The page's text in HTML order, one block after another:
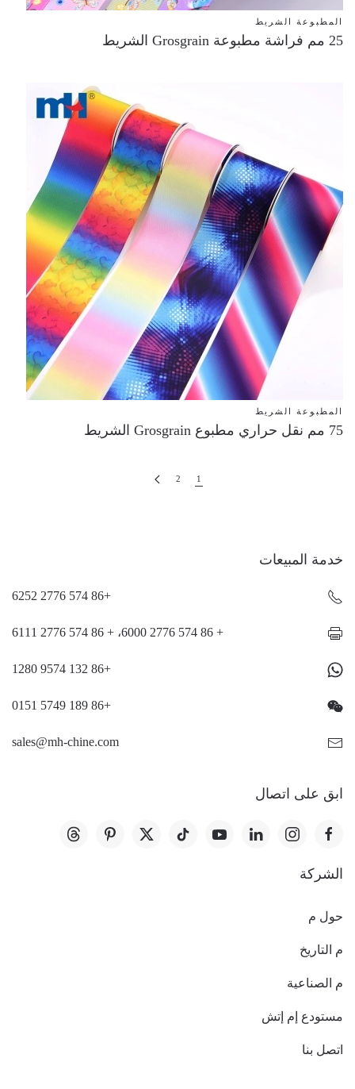
المطبوعة الشريط
25 مم فراشة مطبوعة Grosgrain الشريط
المطبوعة الشريط
75 مم نقل حراري مطبوع Grosgrain الشريط
2
خدمة المبيعات
+86 574 2776 6252
+ 86 574 2776 6000، + 86 574 2776 6111
+86 132 9574 1280
+86 189 5749 0151
sales@mh-chine.com
ابق على اتصال
الشركة
حول م
م التاريخ
م الصناعية
مستودع إم إتش
اتصل بنا